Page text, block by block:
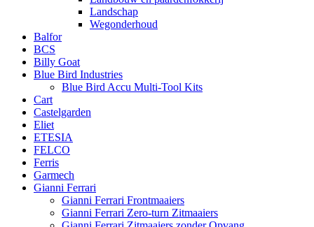
Landschap
Wegonderhoud
Balfor
BCS
Billy Goat
Blue Bird Industries
Blue Bird Accu Multi-Tool Kits
Cart
Castelgarden
Eliet
ETESIA
FELCO
Ferris
Garmech
Gianni Ferrari
Gianni Ferrari Frontmaaiers
Gianni Ferrari Zero-turn Zitmaaiers